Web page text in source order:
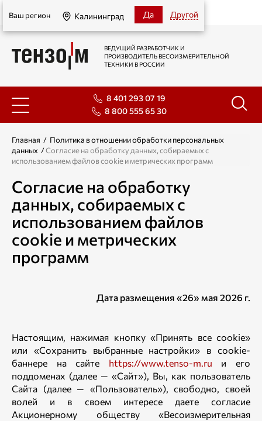
Калининград
Ваш регион Калининград Да Другой
ВЕДУЩИЙ РАЗРАБОТЧИК И
ПРОИЗВОДИТЕЛЬ ВЕСОИЗМЕРИТЕЛЬНОЙ
ТЕХНИКИ В РОССИИ
8 401 293 07 19
8 800 555 65 30
Главная / Политика в отношении обработки персональных
данных /Согласие на обработку данных, собираемых с
использованием файлов cookie и метрических программ
Согласие на обработку
данных, собираемых с
использованием файлов
cookie и метрических
программ
Дата размещения «26» мая 2026 г.
Настоящим, нажимая кнопку «Принять все cookie»
или «Сохранить выбранные настройки» в cookie-
баннере на сайте https://www.tenso-m.ru и его
поддоменах (далее — «Сайт»), Вы, как пользователь
Сайта (далее — «Пользователь»), свободно, своей
волей и в своем интересе даете согласие
Акционерному обществу «Весоизмерительная